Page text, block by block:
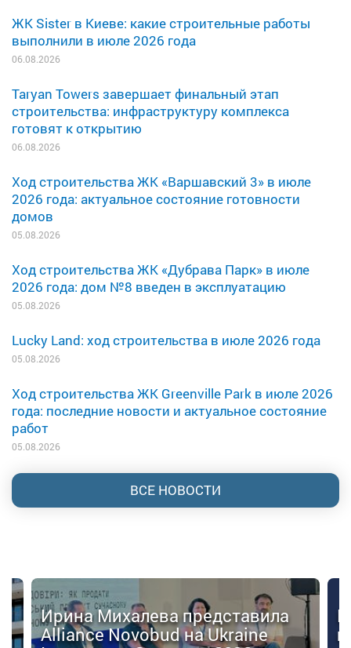
ЖК Sister в Киеве: какие строительные работы
выполнили в июле 2026 года
06.08.2026
Taryan Towers завершает финальный этап
строительства: инфраструктуру комплекса
готовят к открытию
06.08.2026
Ход строительства ЖК «Варшавский 3» в июле
2026 года: актуальное состояние готовности
домов
05.08.2026
Ход строительства ЖК «Дубрава Парк» в июле
2026 года: дом №8 введен в эксплуатацию
05.08.2026
Lucky Land: ход строительства в июле 2026 года
05.08.2026
Ход строительства ЖК Greenville Park в июле 2026
года: последние новости и актуальное состояние
работ
05.08.2026
ВСЕ НОВОСТИ
Ирина Михалева представила
Alliance Novobud на Ukraine